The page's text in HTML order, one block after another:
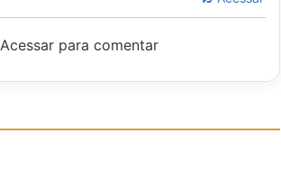
Acessar para comentar